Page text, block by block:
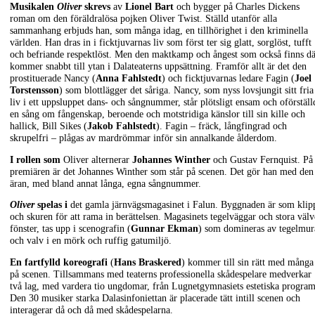
Musikalen Oliverskrevs av Lionel Bart och bygger på Charles Dickens
roman om den föräldralösa pojken Oliver Twist. Ställd utanför alla
sammanhang erbjuds han, som många idag, en tillhörighet i den kriminella
världen. Han dras in i ficktjuvarnas liv som först ter sig glatt, sorglöst, tufft
och befriande respektlöst. Men den maktkamp och ångest som också finns
kommer snabbt till ytan i Dalateaterns uppsättning. Framför allt är det den
prostituerade Nancy (Anna Fahlstedt) och ficktjuvarnas ledare Fagin (Joel
Torstensson) som blottlägger det såriga. Nancy, som nyss lovsjungit sitt fria
liv i ett uppsluppet dans- och sångnummer, står plötsligt ensam och
en sång om fångenskap, beroende och motstridiga känslor till sin kille och
hallick, Bill Sikes (Jakob Fahlstedt). Fagin – fräck, långfingrad och
skrupelfri – plågas av mardrömmar inför sin annalkande ålderdom.
I rollen som Oliver alternerar Johannes Winther och Gustav Fernquist. På
premiären är det Johannes Winther som står på scenen. Det gör han med den
äran, med bland annat långa, egna sångnummer.
Oliverspelas i det gamla järnvägsmagasinet i Falun. Byggnaden är som
och skuren för att rama in berättelsen. Magasinets tegelväggar och stora
fönster, tas upp i scenografin (Gunnar Ekman) som domineras av
och valv i en mörk och ruffig gatumiljö.
En fartfylld koreografi (Hans Braskered) kommer till sin rätt med många
på scenen. Tillsammans med teaterns professionella skådespelare medverkar
två lag, med vardera tio ungdomar, från Lugnetgymnasiets estetiska
Den 30 musiker starka Dalasinfoniettan är placerade tätt intill scenen och
interagerar då och då med skådespelarna.